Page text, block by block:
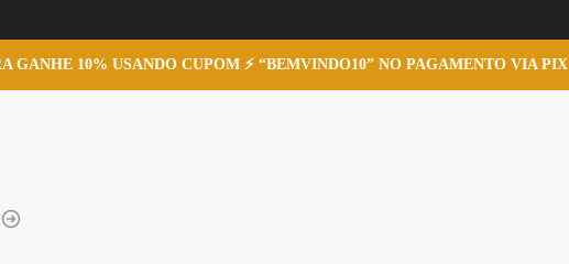
GANHE 10% USANDO CUPOM ⚡ “BEMVINDO10” NO PAGAMENTO VIA PIX